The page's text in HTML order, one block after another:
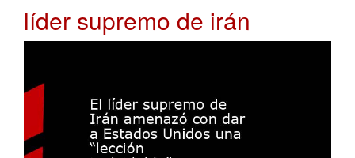
líder supremo de irán